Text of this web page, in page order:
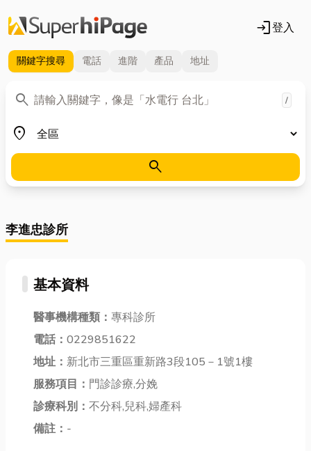
login登入
關鍵字搜尋 電話 進階 產品 地址
search
關鍵字 /
place
地區
search
李進忠診所
基本資料
醫事機構種類： 專科診所
電話： 0229851622
地址： 新北市三重區重新路3段105－1號1樓
服務項目： 門診診療,分娩
診療科別： 不分科,兒科,婦產科
備註： -